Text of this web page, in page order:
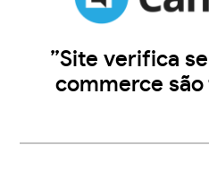
”Site verifica
commerce